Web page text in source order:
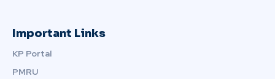
Important Links
KP Portal
PMRU